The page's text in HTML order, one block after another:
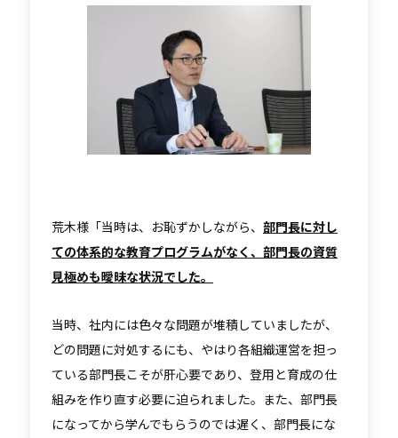
荒木様「当時は、お恥ずかしながら、 部門長に対し
ての体系的な教育プログラムがなく、部門長の資質
見極めも曖昧な状況でした。
当時、社内には色々な問題が堆積していましたが、
どの問題に対処するにも、やはり各組織運営を担っ
ている部門長こそが肝心要であり、登用と育成の仕
組みを作り直す必要に迫られました。また、部門長
になってから学んでもらうのでは遅く、部門長にな